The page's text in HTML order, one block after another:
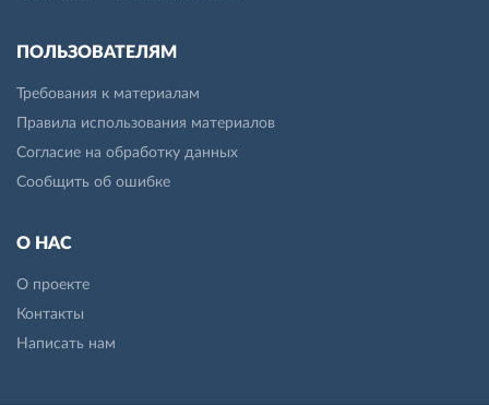
ПОЛЬЗОВАТЕЛЯМ
Требования к материалам
Правила использования материалов
Согласие на обработку данных
Сообщить об ошибке
О НАС
О проекте
Контакты
Написать нам